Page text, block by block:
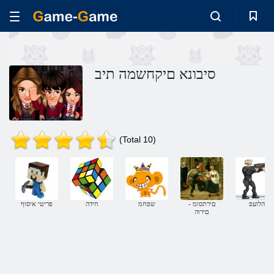
סיבונא םיקחשמה תיב
(Total 10)
פריטי איסוף חידה שפחמ
- םירתסומ
םירוה
הלועפ